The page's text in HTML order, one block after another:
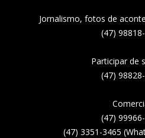
Jornalismo, fotos de
(47)
Participar de
(47)
(47)
(47) 3351-3465